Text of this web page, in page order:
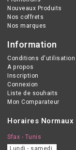
Nouveaux Produits
Nos coffrets
Nos marques
Information
Conditions d'utilisation
A propos
Inscription
Connexion
Liste de souhaits
Mon Comparateur
Horaires Normaux
Sfax - Tunis